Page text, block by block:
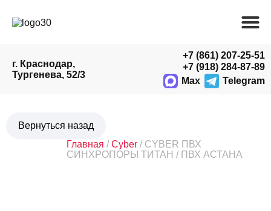
г. Краснодар,
Тургенева, 52/3
+7 (861) 207-25-51
+7 (918) 284-87-89
Max
Telegram
Главная /Cyber / CYBER ПВХ
СИНХРОПОРЫ ТИТАН / ПВХ АСТАНА